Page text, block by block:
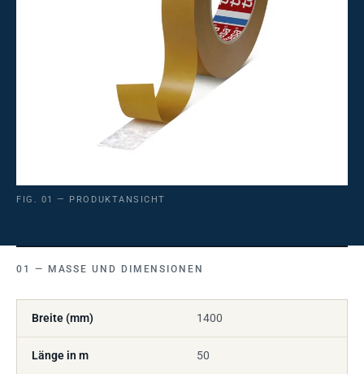
FIG. 01 — PRODUKTANSICHT
MASSE UND DIMENSIONEN
Breite (mm) 1400
Länge in m 50